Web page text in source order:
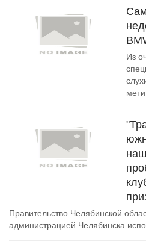
Из
Правительство Челябинской
администрацией Челябинска